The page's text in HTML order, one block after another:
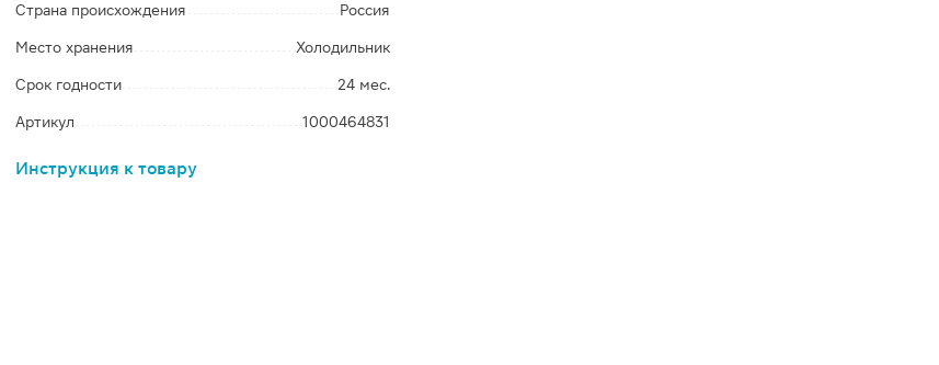
Страна происхождения Россия
Место хранения Холодильник
Срок годности 24 мес.
Артикул 1000464831
Инструкция к товару